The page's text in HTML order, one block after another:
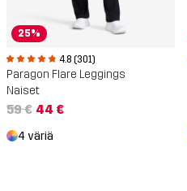
25%
4.8 (301)
Paragon Flare Leggings
Naiset
59 € 44 €
4 väriä